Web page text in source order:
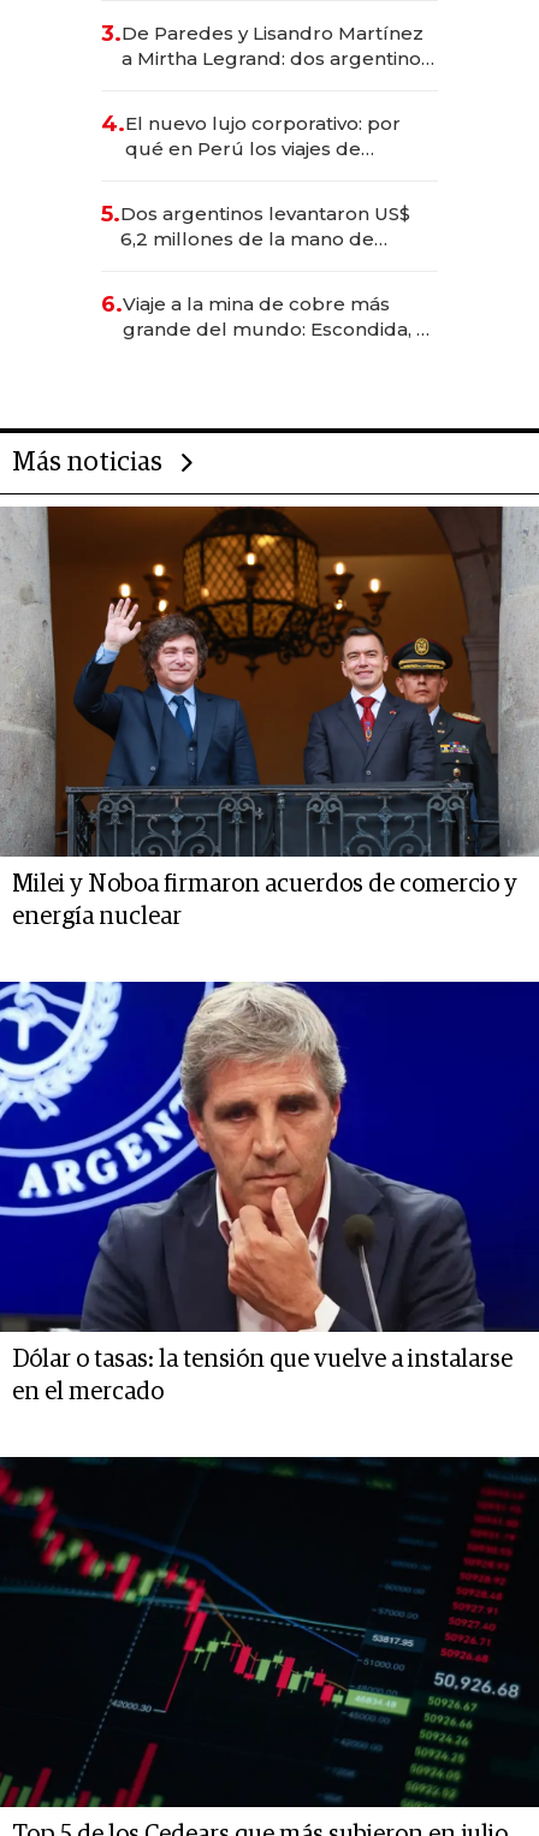
las marcas "fast premium"
3.De Paredes y Lisandro Martínez
a Mirtha Legrand: dos argentinos
4.El nuevo lujo corporativo: por
qué en Perú los viajes de
para convertirse en experiencias
transformadoras
5.Dos argentinos levantaron US$
6,2 millones de la mano de
6.Viaje a la mina de cobre más
grande del mundo: Escondida, el
Más noticias
Milei y Noboa firmaron acuerdos de comercio y
energía nuclear
Dólar o tasas: la tensión que vuelve a instalarse
en el mercado